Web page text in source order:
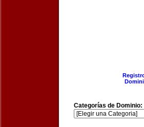
Categorías de Dominio: